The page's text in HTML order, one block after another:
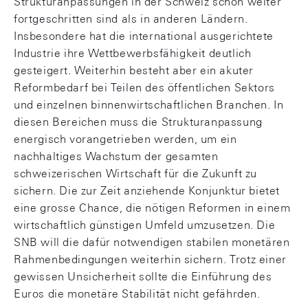
fortgeschritten sind als in anderen Ländern.
Insbesondere hat die international ausgerichtete
Industrie ihre Wettbewerbsfähigkeit deutlich
gesteigert. Weiterhin besteht aber ein akuter
Reformbedarf bei Teilen des öffentlichen Sektors
und einzelnen binnenwirtschaftlichen Branchen. In
diesen Bereichen muss die Strukturanpassung
energisch vorangetrieben werden, um ein
nachhaltiges Wachstum der gesamten
schweizerischen Wirtschaft für die Zukunft zu
sichern. Die zur Zeit anziehende Konjunktur bietet
eine grosse Chance, die nötigen Reformen in einem
wirtschaftlich günstigen Umfeld umzusetzen. Die
SNB will die dafür notwendigen stabilen monetären
Rahmenbedingungen weiterhin sichern. Trotz einer
gewissen Unsicherheit sollte die Einführung des
Euros die monetäre Stabilität nicht gefährden.